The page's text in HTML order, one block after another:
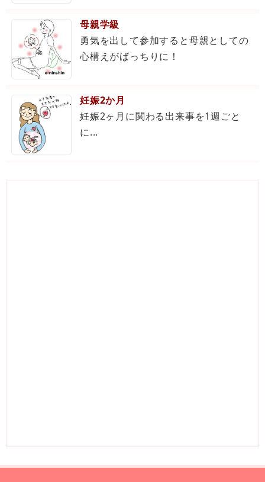
母親学級
勇気を出して参加すると母親としての
心構えがばっちりに！
妊娠2か月
妊娠2ヶ月に関わる出来事を1週ごと
に...